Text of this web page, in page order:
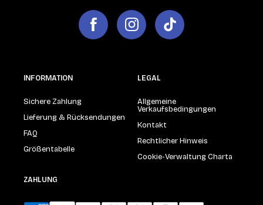
INFORMATION
Sichere Zahlung
Lieferung & Rücksendungen
FAQ
Größentabelle
LEGAL
Allgemeine
Verkaufsbedingungen
Kontakt
Rechtlicher Hinweis
Cookie-Verwaltung Charta
ZAHLUNG